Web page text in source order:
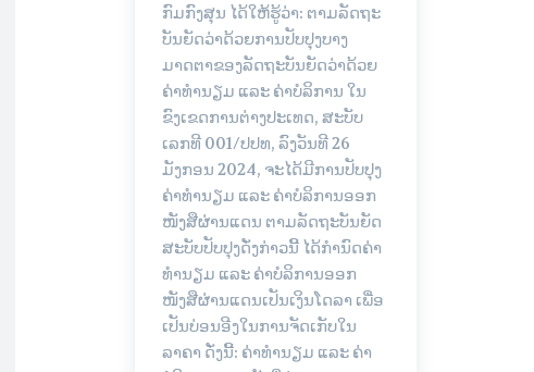
ກົມກົງສຸນ ໄດ້ໃຫ້ຮູ້ວ່າ: ຕາມລັດຖະ
ບັນຍັດວ່າດ້ວຍການປັບປຸງບາງ
ມາດຕາຂອງລັດຖະບັນຍັດວ່າດ້ວຍ
ຄ່າທຳນຽມ ແລະ ຄ່າບໍລິການ ໃນ
ຂົງເຂດການຕ່າງປະເທດ, ສະບັບ
ເລກທີ 001/ປປທ, ລົງວັນທີ 26
ມັງກອນ 2024, ຈະໄດ້ມີການປັບປຸງ
ຄ່າທຳນຽມ ແລະ ຄ່າບໍລິການອອກ
ໜັງສືຜ່ານແດນ ຕາມລັດຖະບັນຍັດ
ສະບັບປັບປຸງດັ່ງກ່າວນີ້ ໄດ້ກຳນົດຄ່າ
ທຳນຽມ ແລະ ຄ່າບໍລິການອອກ
ໜັງສືຜ່ານແດນເປັນເງິນໂດລາ ເພື່ອ
ເປັນບ່ອນອີງໃນການຈັດເກັບໃນ
ລາຄາ ດັ່ງນີ້: ຄ່າທຳນຽມ ແລະ ຄ່າ